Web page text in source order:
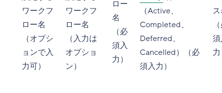
ワークフ
ロー名
（オプシ
ョンで入
力可）
ワークフ
ロー名
（入力は
オプショ
ン）
ロー
名
（必
須入
力）
（Active、
Completed、
Deferred、
Cancelled）（必
須入力）